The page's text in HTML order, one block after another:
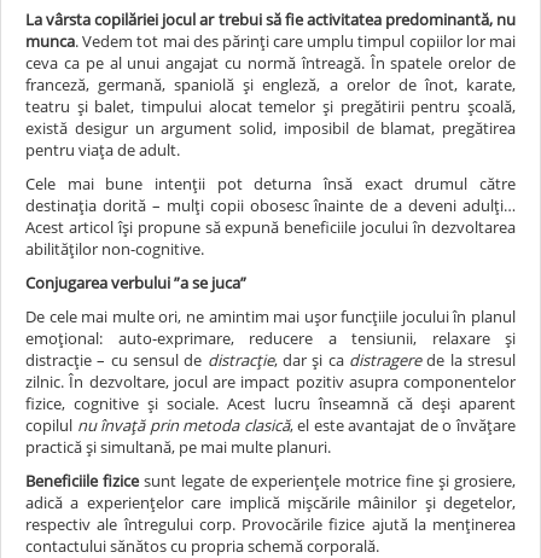
La vârsta copilăriei jocul ar trebui să fie activitatea predominantă, nu
munca. Vedem tot mai des părinți care umplu timpul copiilor lor mai
ceva ca pe al unui angajat cu normă întreagă. În spatele orelor de
franceză, germană, spaniolă și engleză, a orelor de înot, karate,
teatru și balet, timpului alocat temelor și pregătirii pentru școală,
există desigur un argument solid, imposibil de blamat, pregătirea
pentru viața de adult.
Cele mai bune intenții pot deturna însă exact drumul către
destinația dorită – mulți copii obosesc înainte de a deveni adulți…
Acest articol își propune să expună beneficiile jocului în dezvoltarea
abilităților non-cognitive.
Conjugarea verbului ”a se juca”
De cele mai multe ori, ne amintim mai ușor funcțiile jocului în planul
emoțional: auto-exprimare, reducere a tensiunii, relaxare și
distracție – cu sensul de distracție, dar și ca distragerede la stresul
zilnic. În dezvoltare, jocul are impact pozitiv asupra componentelor
fizice, cognitive și sociale. Acest lucru înseamnă că deși aparent
copilul nu învață prin metoda clasică, el este avantajat de o învățare
practică și simultană, pe mai multe planuri.
Beneficiile fizicesunt legate de experiențele motrice fine și grosiere,
adică a experiențelor care implică mișcările mâinilor și degetelor,
respectiv ale întregului corp. Provocările fizice ajută la menținerea
contactului sănătos cu propria schemă corporală.